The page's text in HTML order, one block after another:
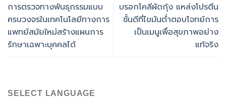
การตรวจทางพันธุกรรมแบบ
ครบวงจรในเทคโนโลยีทางการ
แพทย์สมัยใหม่สร้างแผนการ
รักษาเฉพาะบุคคลได้
บรอกโคลีผัดกุ้ง แหล่งโปรตีน
ชั้นดีที่ไขมันต่ำตอบโจทย์การ
เป็นเมนูเพื่อสุขภาพอย่าง
แท้จริง
SELECT LANGUAGE